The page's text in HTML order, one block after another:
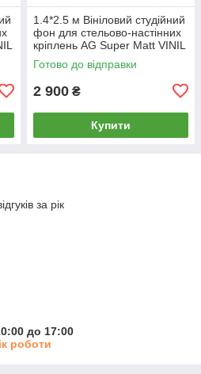
1.4*2.5 м Вініловий студійний
фон для стельово-настінних
кріплень AG Super Matt VINIL
BD-PRO Premium фотофон
Готово до відправки
2 900 ₴
Купити
за рік
до 17:00
роботи